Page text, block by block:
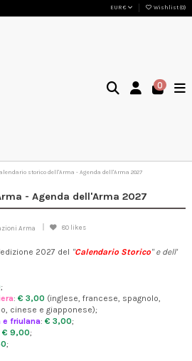
EUR € Wishlist (0)
0
storico dell'Arma - Agenda dell'Arma 2027
- Agenda dell'Arma 2027
Arma 80 likes
2027 del "Calendario Storico" e dell'
;
: € 3,00 (inglese, francese, spagnolo,
cinese e giapponese);
e friulana: € 3,00;
€ 9,00;
;